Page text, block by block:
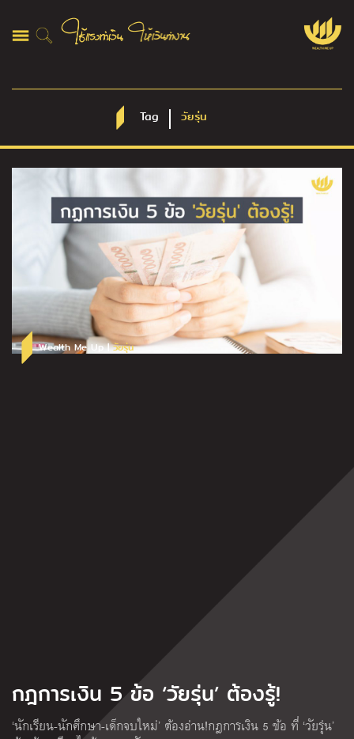
Tag วัยรุ่น
Wealth Me Up |วัยรุ่น
กฎการเงิน 5 ข้อ ‘วัยรุ่น’ ต้องรู้!
‘นักเรียน-นักศึกษา-เด็กจบใหม่’ ต้องอ่าน!กฎการเงิน 5 ข้อ ที่ ‘วัยรุ่น’